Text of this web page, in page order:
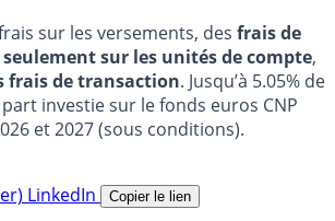
sur les versements, des frais de
seulement sur les unités de compte,
frais de transaction. Jusqu’à 5.05% de
investie sur le fonds euros CNP
et 2027 (sous conditions).
LinkedIn Copier le lien